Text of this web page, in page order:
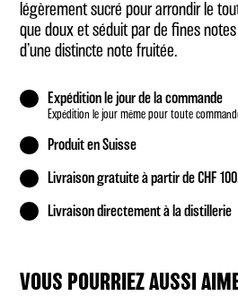
légèrement sucré pour arrondir le
que doux et séduit par de fines
d’une distincte note fruitée.
Expédition le jour de la commande
Expédition le jour même pour toute
Produit en Suisse
Livraison gratuite à partir de CHF
Livraison directement à la distillerie
VOUS POURRIEZ AUSSI